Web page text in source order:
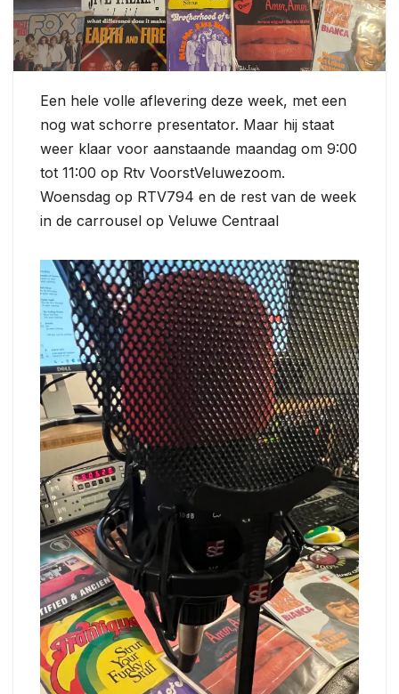
Een hele volle aflevering deze week, met een
nog wat schorre presentator. Maar hij staat
weer klaar voor aanstaande maandag om 9:00
tot 11:00 op Rtv VoorstVeluwezoom.
Woensdag op RTV794 en de rest van de week
in de carrousel op Veluwe Centraal